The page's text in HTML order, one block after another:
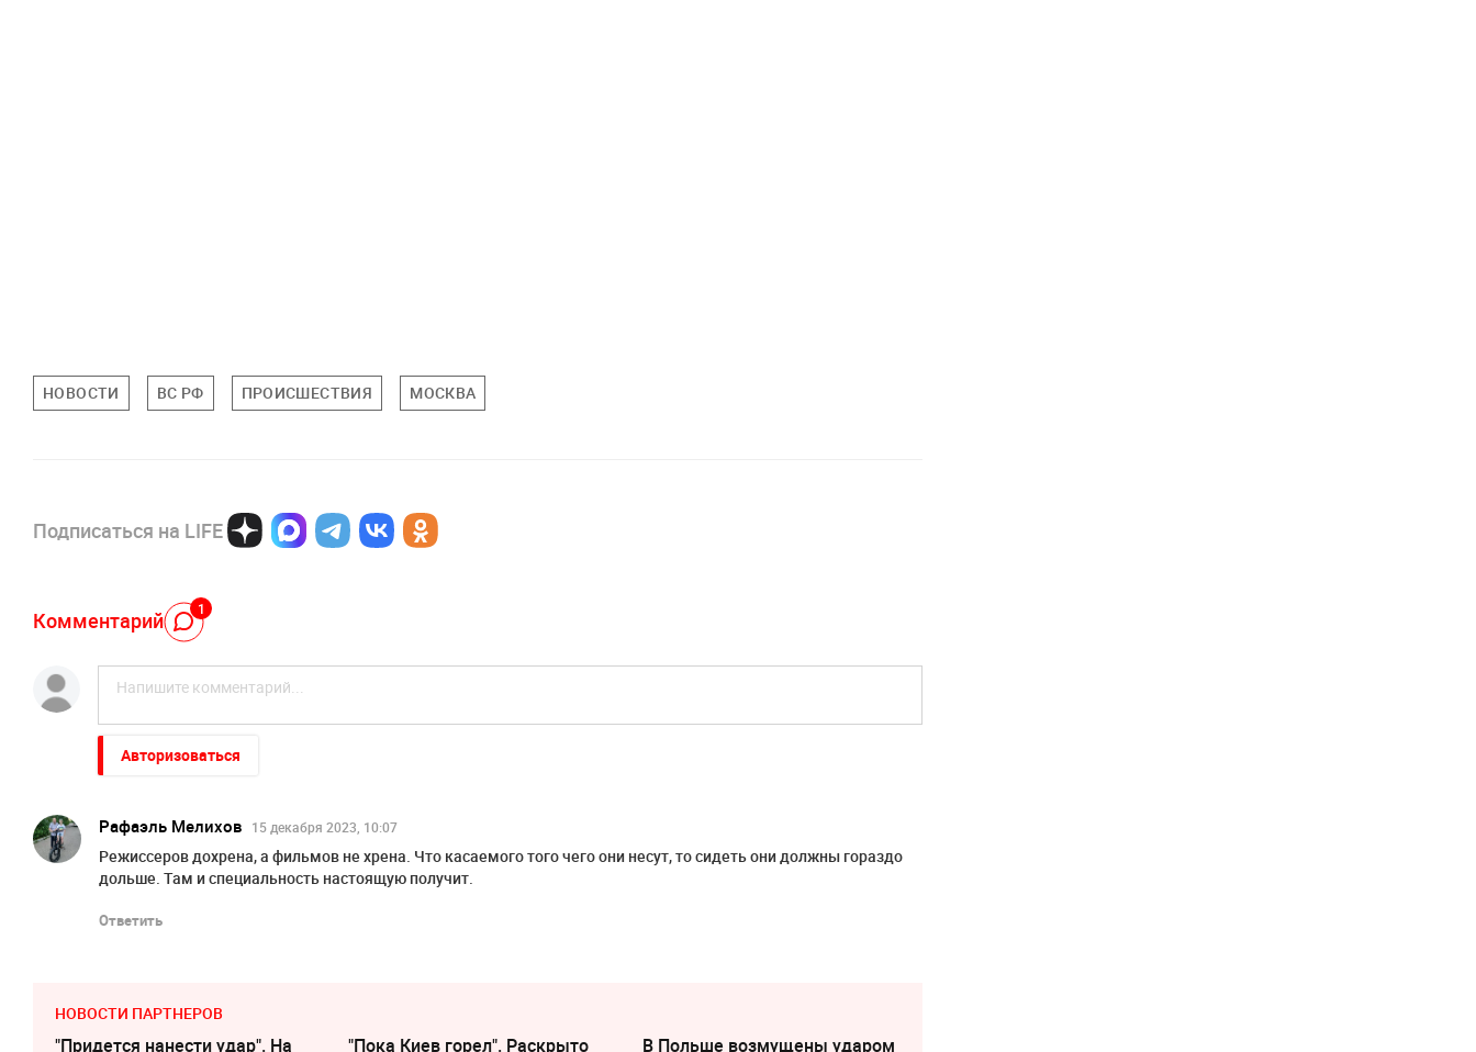
НОВОСТИ ВС РФ ПРОИСШЕСТВИЯ МОСКВА
Подписаться на LIFE
Комментарий 1
Авторизоваться
Рафаэль Мелихов 15 декабря 2023, 10:07
Режиссеров дохрена, а фильмов не хрена. Что касаемого того чего они несут, то сидеть они должны гораздо
дольше. Там и специальность настоящую получит.
Ответить
НОВОСТИ ПАРТНЕРОВ
"Придется нанести удар". На "Пока Киев горел". Раскрыто В Польше возмущены ударом